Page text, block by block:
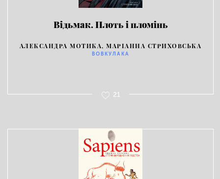
Відьмак. Плоть і пломінь
АЛЕКСАНДРА МОТИКА, МАРІАННА СТРИХОВСЬКА
ВОВКУЛАКА
21